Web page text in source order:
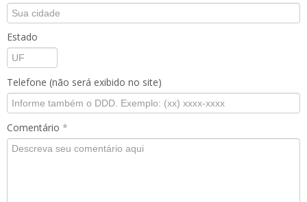
Estado
Telefone (não será exibido no site)
Comentário *